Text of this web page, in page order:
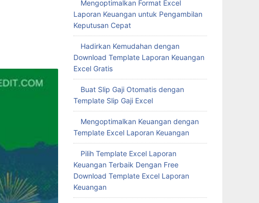
Mengoptimalkan Format Excel
Laporan Keuangan untuk Pengambilan
Keputusan Cepat
Hadirkan Kemudahan dengan
Download Template Laporan Keuangan
Excel Gratis
Buat Slip Gaji Otomatis dengan
Template Slip Gaji Excel
Mengoptimalkan Keuangan dengan
Template Excel Laporan Keuangan
Pilih Template Excel Laporan
Keuangan Terbaik Dengan Free
Download Template Excel Laporan
Keuangan